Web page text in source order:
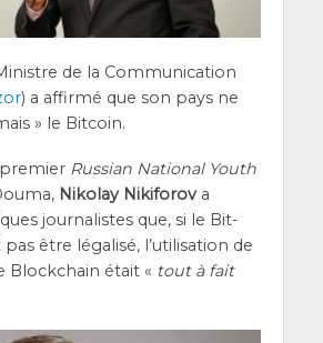
de la Com­mu­ni­ca­tion
) a affir­mé que son pays ne
» le Bitcoin.
Rus­sian Natio­nal Youth
Niko­lay Niki­fo­rova
jour­na­listes que, si le Bit­
être léga­li­sé, l’u­ti­li­sa­tion de
Blo­ck­chain était « tout à fait